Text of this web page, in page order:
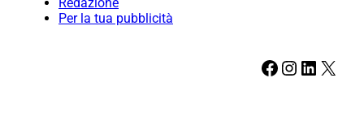
Per la tua pubblicità
Facebook Instagram LinkedIn X